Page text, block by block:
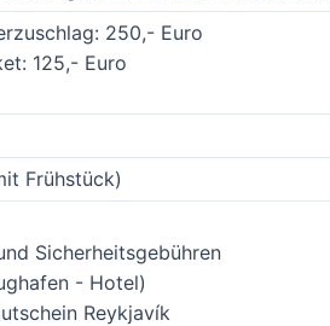
250,- Euro
125,- Euro
Frühstück)
Sicherheitsgebühren
- Hotel)
Reykjavík